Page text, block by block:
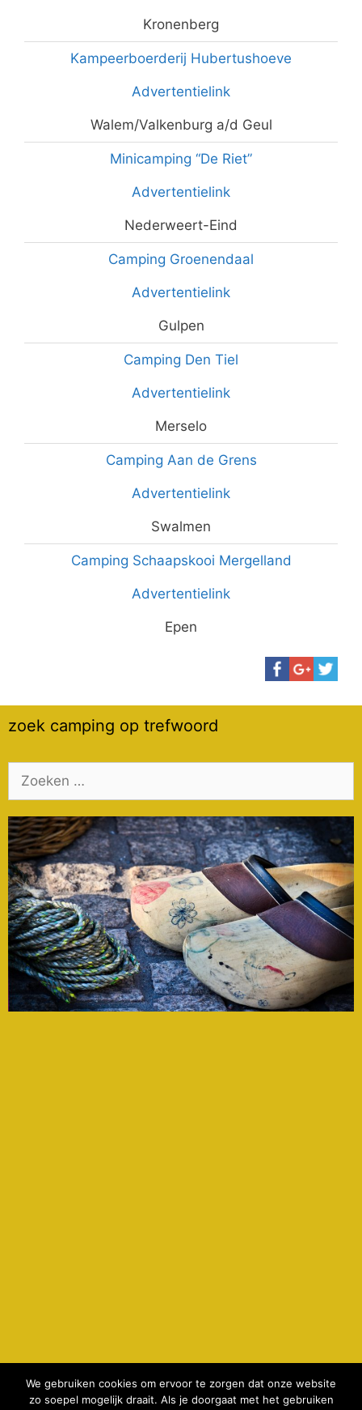
Kronenberg
Kampeerboerderij Hubertushoeve
Advertentielink
Walem/Valkenburg a/d Geul
Minicamping “De Riet”
Advertentielink
Nederweert-Eind
Camping Groenendaal
Advertentielink
Gulpen
Camping Den Tiel
Advertentielink
Merselo
Camping Aan de Grens
Advertentielink
Swalmen
Camping Schaapskooi Mergelland
Advertentielink
Epen
zoek camping op trefwoord
Zoek
We gebruiken cookies om ervoor te zorgen dat onze website
zo soepel mogelijk draait. Als je doorgaat met het gebruiken